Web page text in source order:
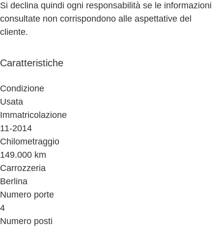
Si declina quindi ogni responsabilità se le informazioni
consultate non corrispondono alle aspettative del
cliente.
Caratteristiche
Condizione
Usata
Immatricolazione
11-2014
Chilometraggio
149.000 km
Carrozzeria
Berlina
Numero porte
4
Numero posti